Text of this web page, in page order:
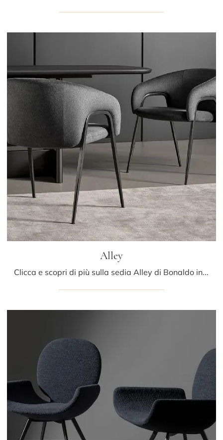
Alley
Clicca e scopri di più sulla sedia Alley di Bonaldo in tessuto: le più belle Sedie fisse design ti aspettano.